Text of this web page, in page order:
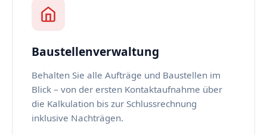
Baustellenverwaltung
Behalten Sie alle Aufträge und Baustellen im
Blick – von der ersten Kontaktaufnahme über
die Kalkulation bis zur Schlussrechnung
inklusive Nachträgen.